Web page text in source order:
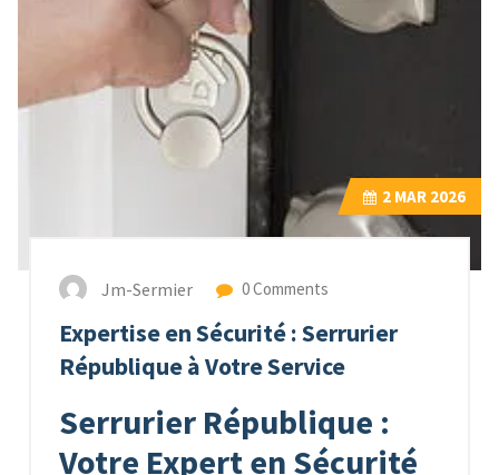
2 MAR 2026
Jm-Sermier 0 Comments
Expertise en Sécurité : Serrurier
République à Votre Service
Serrurier République :
Votre Expert en Sécurité